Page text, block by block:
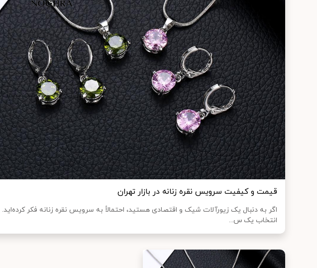
قیمت و کیفیت سرویس نقره زنانه در بازار تهران
اگر به دنبال یک زیورآلات شیک و اقتصادی هستید، احتمالاً به سرویس نقره زنانه فکر کرده‌اید.
انتخاب یک س...